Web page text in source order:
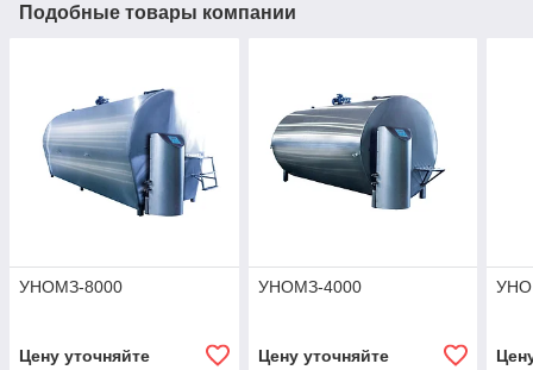
Подобные товары компании
УНОМЗ-8000
Цену уточняйте
УНОМЗ-4000
Цену уточняйте